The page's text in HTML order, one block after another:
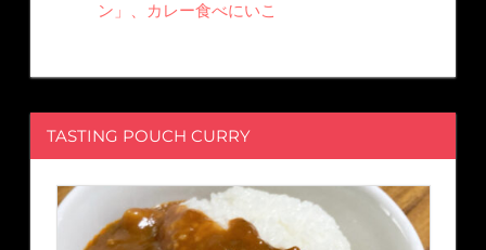
ン」、カレー食べにいこ
TASTING POUCH CURRY